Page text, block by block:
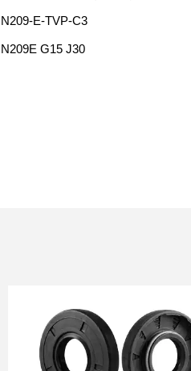
N209‑E‑TVP‑C3
N209E G15 J30